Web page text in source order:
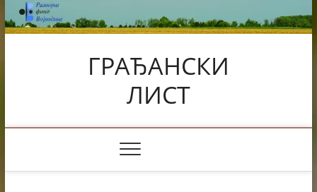
Skip
to
content
ГРАЂАНСКИ
ЛИСТ